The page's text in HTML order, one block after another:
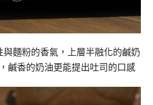
與麵粉的香氣，上層半融化的鹹奶
鹹香的奶油更能提出吐司的口感